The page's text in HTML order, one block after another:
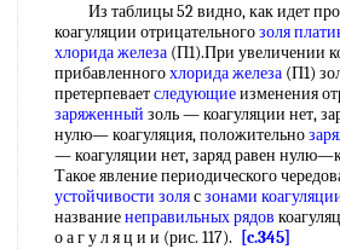
Из таблицы 52 видно, как идет
коагуляции отрицательногозоля
хлорида железа (П1).При увеличении
прибавленногохлорида железа (П1)
претерпеваетследующиеизменения
заряженный золь — коагуляции нет,
нулю— коагуляция, положительно
— коагуляции нет, заряд равен
Такое явление периодического
устойчивости золясзонами
названиенеправильных рядов
о а г у л я ц и и (рис. 117).
[c.345]